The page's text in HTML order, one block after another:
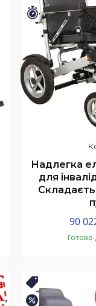
Залишилось
Надлегка
для
90
Готово
–5%